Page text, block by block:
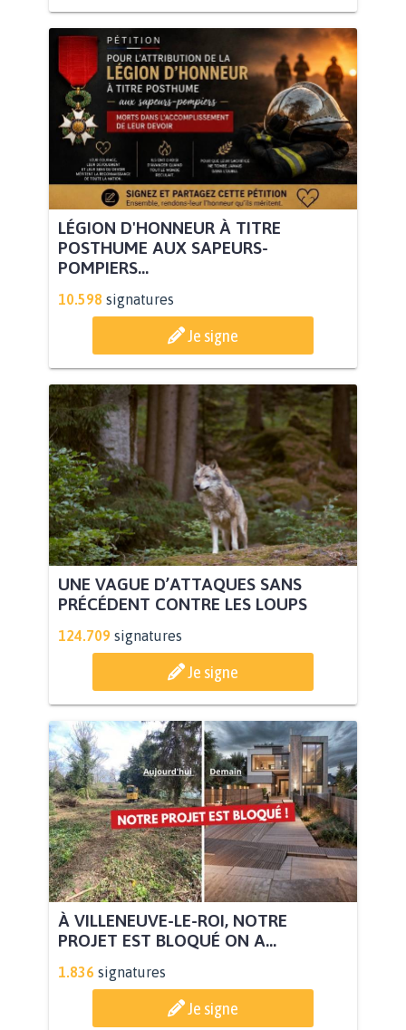
LÉGION D'HONNEUR À TITRE
POSTHUME AUX SAPEURS-
POMPIERS...
10.598 signatures
Je signe
UNE VAGUE D’ATTAQUES SANS
PRÉCÉDENT CONTRE LES LOUPS
124.709 signatures
Je signe
À VILLENEUVE-LE-ROI, NOTRE
PROJET EST BLOQUÉ ON A...
1.836 signatures
Je signe